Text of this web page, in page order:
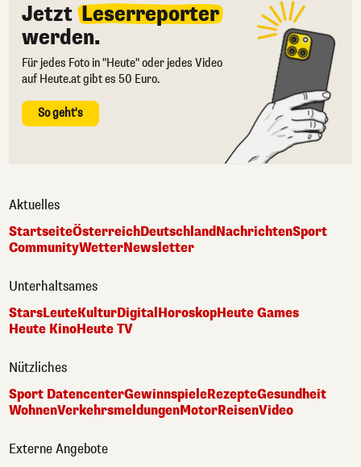
Jetzt Leserreporter
werden.
Für jedes Foto in "Heute" oder jedes Video
auf Heute.at gibt es 50 Euro.
So geht's
Aktuelles
StartseiteÖsterreichDeutschlandNachrichtenSport
CommunityWetterNewsletter
Unterhaltsames
StarsLeuteKulturDigital HoroskopHeute Games
Heute KinoHeute TV
Nützliches
Sport DatencenterGewinnspieleRezepteGesundheit
WohnenVerkehrsmeldungenMotorReisenVideo
Externe Angebote